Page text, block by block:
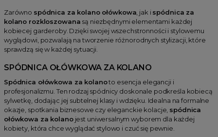
Zarówno spódnica za kolano ołówkowa , jak ispódnica za
kolano rozkloszowana są niezbędnymi elementami każdej
kobiecej garderoby. Dzięki swojej wszechstronności i stylowemu
wyglądowi, pozwalają na tworzenie różnorodnych stylizacji, które
sprawdzą się w każdej sytuacji.
SPÓDNICA OŁÓWKOWA ZA KOLANO
Spódnica ołówkowa za kolanoto esencja elegancji i
profesjonalizmu. Ten rodzaj spódnicy doskonale podkreśla kobiecą
sylwetkę, dodając jej subtelnej klasy i wdzięku. Idealna na formalne
okazje, spotkania biznesowe czy eleganckie kolacje, spódnica
ołówkowa za kolanojest uniwersalnym wyborem dla każdej
kobiety, która chce wyglądać stylowo i czuć się pewnie.